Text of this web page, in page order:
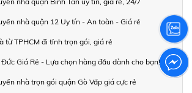
nhà quận 12 Uy tín - An toàn - Giá rẻ
từ TPHCM đi tỉnh trọn gói, giá rẻ
Đức Giá Rẻ - Lựa chọn hàng đầu dành cho bạn!
nhà trọn gói quận Gò Vấp giá cực rẻ